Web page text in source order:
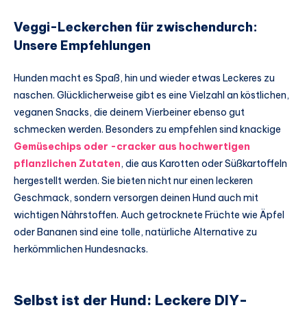
Veggi-Leckerchen für zwischendurch:
Unsere Empfehlungen
Hunden macht es Spaß, hin und wieder etwas Leckeres zu
naschen. Glücklicherweise gibt es eine Vielzahl an köstlichen,
veganen Snacks, die deinem Vierbeiner ebenso gut
schmecken werden. Besonders zu empfehlen sind knackige
Gemüsechips oder -cracker aus hochwertigen
pflanzlichen Zutaten, die aus Karotten oder Süßkartoffeln
hergestellt werden. Sie bieten nicht nur einen leckeren
Geschmack, sondern versorgen deinen Hund auch mit
wichtigen Nährstoffen. Auch getrocknete Früchte wie Äpfel
oder Bananen sind eine tolle, natürliche Alternative zu
herkömmlichen Hundesnacks.
Selbst ist der Hund: Leckere DIY-